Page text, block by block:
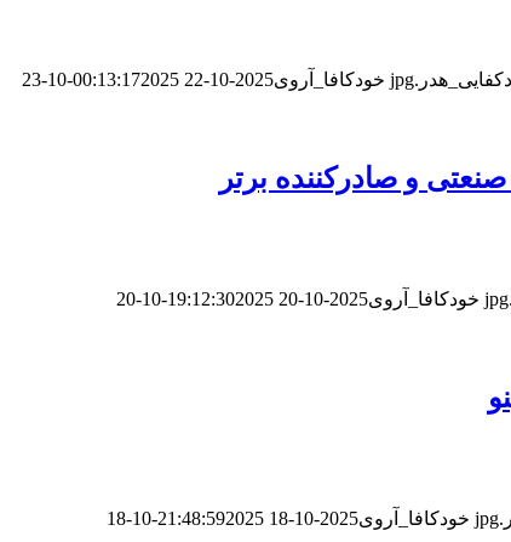
خودکافا_آر‌وی2025-10-22 00:13:17
2025-10-23
و صادرکننده برتر
خودکافا_آر‌وی2025-10-20 19:12:30
2025-10-20
خودکافا_آر‌وی2025-10-18 21:48:59
2025-10-18